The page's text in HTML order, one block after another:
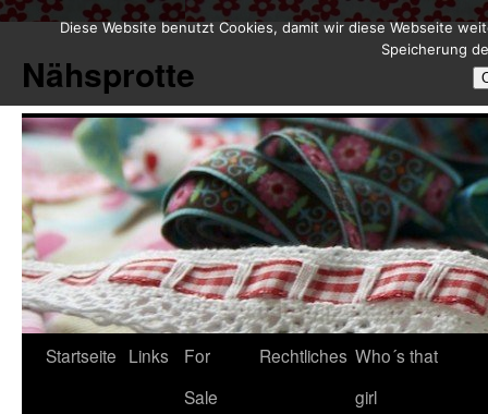
springen
Nähsprotte
Startseite Links
For
Sale
Rechtliches Who´s that
girl
Diese Website benutzt Cookies, damit wir diese Webseite
Speicherung